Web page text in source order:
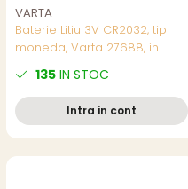
VARTA
Baterie Litiu 3V CR2032, tip
moneda, Varta 27688, in
135 IN STOC
Intra in cont